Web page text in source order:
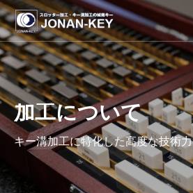
加工について
キー溝加工に特化した高度な技術力